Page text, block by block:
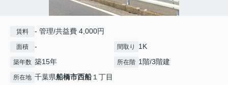
賃料 - 管理/共益費 4,000円
面積 - 間取り 1K
築年数 築15年 所在階 1階/3階建
所在地 千葉県船橋市西船１丁目